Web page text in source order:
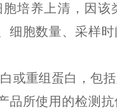
培养上清，因该
细胞数量、采样
或重组蛋白，包
品所使用的检测